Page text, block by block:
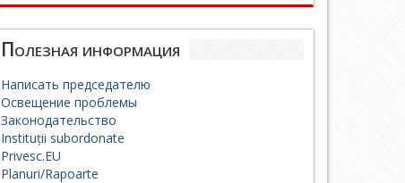
Полезная информация
Написать председателю
Освещение проблемы
Законодательство
Instituții subordonate
Privesc.EU
Planuri/Rapoarte